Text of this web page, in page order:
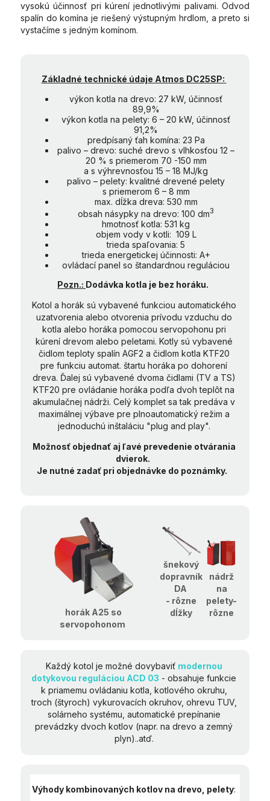
vysokú účinnosť pri kúrení jednotlivými palivami. Odvod
spalín do komína je riešený výstupným hrdlom, a preto si
vystačíme s jedným komínom.
Základné technické údaje Atmos DC25SP:
výkon kotla na drevo: 27 kW, účinnosť
89,9%
výkon kotla na pelety: 6 – 20 kW, účinnosť
91,2%
predpísaný ťah komína: 23 Pa
palivo – drevo: suché drevo s vlhkosťou 12 –
20 % s priemerom 70 -150 mm
a s výhrevnosťou 15 – 18 MJ/kg
palivo – pelety: kvalitné drevené pelety
s priemerom 6 – 8 mm
max. dĺžka dreva: 530 mm
obsah násypky na drevo: 100 dm3
hmotnosť kotla: 531 kg
objem vody v kotli: 109 L
trieda spaľovania: 5
trieda energetickej účinnosti: A+
ovládací panel so štandardnou reguláciou
Pozn.: Dodávka kotla je bez horáku.
Kotol a horák sú vybavené funkciou automatického
uzatvorenia alebo otvorenia prívodu vzduchu do
kotla alebo horáka pomocou servopohonu pri
kúrení drevom alebo peletami. Kotly sú vybavené
čidlom teploty spalín AGF2 a čidlom kotla KTF20
pre funkciu automat. štartu horáka po dohorení
dreva. Ďalej sú vybavené dvoma čidlami (TV a TS)
KTF20 pre ovládanie horáka podľa dvoh teplôt na
akumulačnej nádrži. Celý komplet sa tak predáva v
maximálnej výbave pre plnoautomatický režim a
jednoduchú inštaláciu "plug and play".
Možnosť objednať aj ľavé prevedenie otvárania
dvierok.
Je nutné zadať pri objednávke do poznámky.
horák A25 so
servopohonom
šnekový
dopravník
DA
- rôzne
dĺžky
nádrž
na
pelety-
rôzne
Každý kotol je možné dovybaviť modernou
dotykovou reguláciou ACD 03 - obsahuje funkcie
k priamemu ovládaniu kotla, kotlového okruhu,
troch (štyroch) vykurovacích okruhov, ohrevu TUV,
solárneho systému, automatické prepínanie
prevádzky dvoch kotlov (napr. na drevo a zemný
plyn)..atď.
Výhody kombinovaných kotlov na drevo, pelety: